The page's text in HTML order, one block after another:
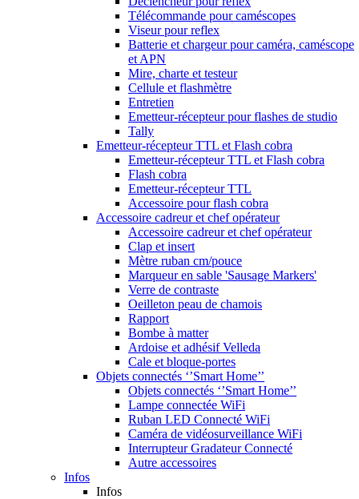
Télécommande pour caméscopes
Viseur pour reflex
Batterie et chargeur pour caméra, caméscope
et APN
Mire, charte et testeur
Cellule et flashmètre
Entretien
Emetteur-récepteur pour flashes de studio
Tally
Emetteur-récepteur TTL et Flash cobra
Emetteur-récepteur TTL et Flash cobra
Flash cobra
Emetteur-récepteur TTL
Accessoire pour flash cobra
Accessoire cadreur et chef opérateur
Accessoire cadreur et chef opérateur
Clap et insert
Mètre ruban cm/pouce
Marqueur en sable 'Sausage Markers'
Verre de contraste
Oeilleton peau de chamois
Rapport
Bombe à matter
Ardoise et adhésif Velleda
Cale et bloque-portes
Objets connectés ‘’Smart Home’’
Objets connectés ‘’Smart Home’’
Lampe connectée WiFi
Ruban LED Connecté WiFi
Caméra de vidéosurveillance WiFi
Interrupteur Gradateur Connecté
Autre accessoires
Infos
Infos